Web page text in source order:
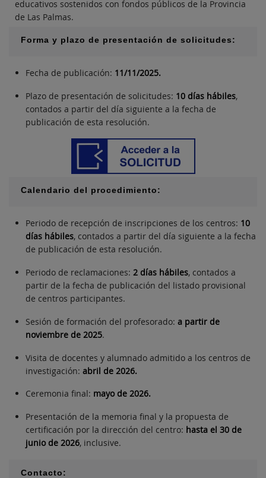
educativos sostenidos con fondos públicos de la Provincia
de Las Palmas.
Forma y plazo de presentación de solicitudes:
Fecha de publicación: 11/11/2025.
Plazo de presentación de solicitudes: 10 días hábiles,
contados a partir del día siguiente a la fecha de
publicación de esta resolución.
Calendario del procedimiento:
Periodo de recepción de inscripciones de los centros: 10
días hábiles, contados a partir del día siguiente a la fecha
de publicación de esta resolución.
Periodo de reclamaciones: 2 días hábiles, contados a
partir de la fecha de publicación del listado provisional
de centros participantes.
Sesión de formación del profesorado: a partir de
noviembre de 2025.
Visita de docentes y alumnado admitido a los centros de
investigación: abril de 2026.
Ceremonia final: mayo de 2026.
Presentación de la memoria final y la propuesta de
certificación por la dirección del centro: hasta el 30 de
junio de 2026, inclusive.
Contacto: